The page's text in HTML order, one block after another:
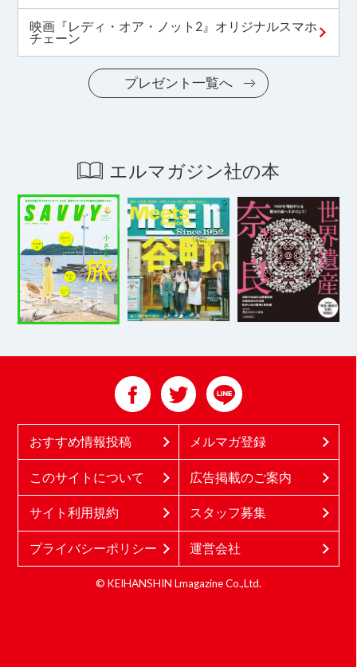
映画『レディ・オア・ノット2』オリジナルスマホ
チェーン
プレゼント一覧へ
エルマガジン社の本
おすすめ情報投稿 メルマガ登録
このサイトについて 広告掲載のご案内
サイト利用規約 スタッフ募集
プライバシーポリシー 運営会社
© KEIHANSHIN Lmagazine Co.,Ltd.